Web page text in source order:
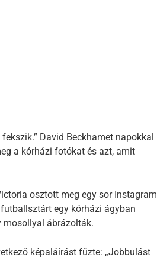
David Beckhamet napokkal
a kórházi fotókat és azt, amit
osztott meg egy sor Instagram
egy kórházi ágyban
mosollyal ábrázolták.
képaláírást fűzte: „Jobbulást